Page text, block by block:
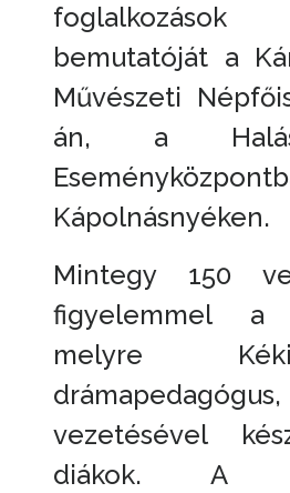
bemutatóját a
Művészeti
án, a
Kápolnásnyéken.
Mintegy 150
figyelemmel
melyre
vezetésével
diákok. A